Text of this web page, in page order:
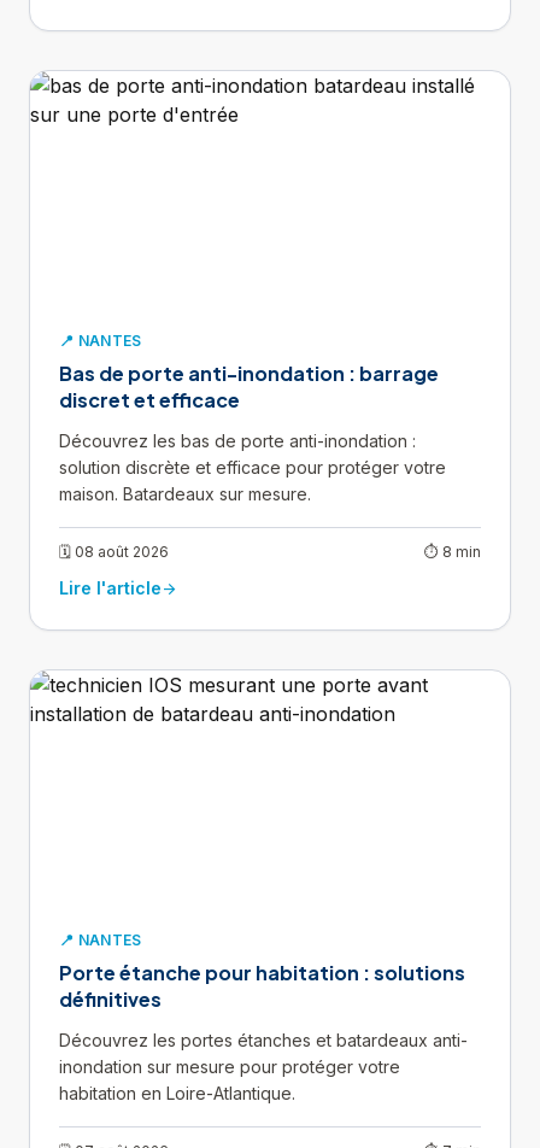
📍 NANTES
Bas de porte anti-inondation : barrage
discret et efficace
Découvrez les bas de porte anti-inondation :
solution discrète et efficace pour protéger votre
maison. Batardeaux sur mesure.
🗓 08 août 2026 ⏱ 8 min
Lire l'articlearrow_forward
📍 NANTES
Porte étanche pour habitation : solutions
définitives
Découvrez les portes étanches et batardeaux anti-
inondation sur mesure pour protéger votre
habitation en Loire-Atlantique.